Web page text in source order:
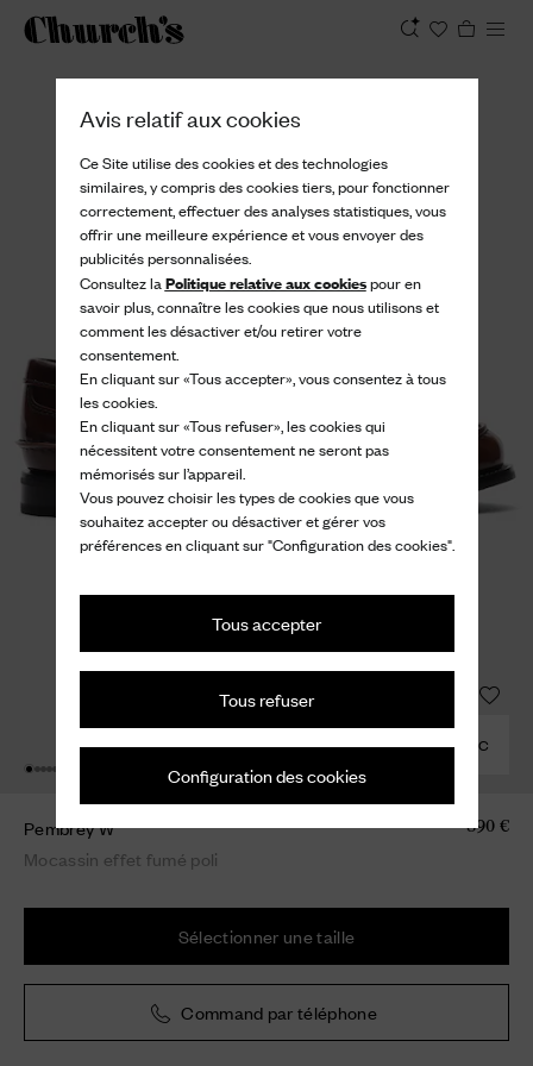
Avis relatif aux cookies
Ce Site utilise des cookies et des technologies
similaires, y compris des cookies tiers, pour fonctionner
correctement, effectuer des analyses statistiques, vous
offrir une meilleure expérience et vous envoyer des
publicités personnalisées.
Consultez la Politique relative aux cookiespour en
savoir plus, connaître les cookies que nous utilisons et
comment les désactiver et/ou retirer votre
consentement.
En cliquant sur «Tous accepter», vous consentez à tous
les cookies.
En cliquant sur «Tous refuser», les cookies qui
nécessitent votre consentement ne seront pas
mémorisés sur l’appareil.
Vous pouvez choisir les types de cookies que vous
souhaitez accepter ou désactiver et gérer vos
préférences en cliquant sur "Configuration des cookies".
Tous accepter
Tous refuser
Configuration des cookies
COMBINER AVEC
Pembrey W
Mocassin effet fumé poli
890 €
Sélectionner une taille
Command par téléphone
Afficher